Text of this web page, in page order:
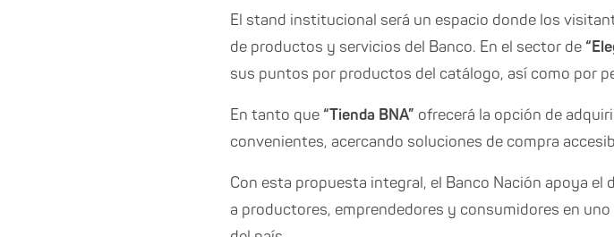
El stand institucional será un espacio donde los
de productos y servicios del Banco. En el sector de
sus puntos por productos del catálogo, así como por
En tanto que“Tienda BNA” ofrecerá la opción de
convenientes, acercando soluciones de compra
Con esta propuesta integral, el Banco Nación apoya
a productores, emprendedores y consumidores en